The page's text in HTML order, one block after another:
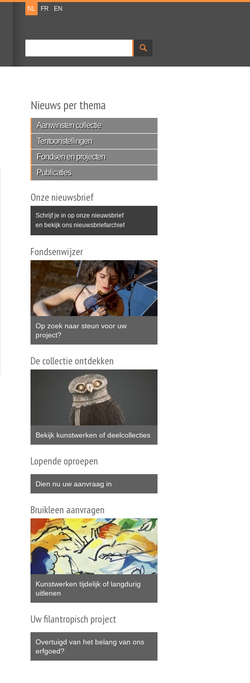
Zoekveld
NL FR EN
Nieuws per thema
Aanwinsten collectie
Tentoonstellingen
Fondsen en projecten
Publicaties
Onze nieuwsbrief
Schrijf je in op onze nieuwsbrief
en bekijk ons nieuwsbriefarchief
Fondsenwijzer
Op zoek naar steun voor uw
project?
De collectie ontdekken
Bekijk kunstwerken of deelcollecties
Lopende oproepen
Dien nu uw aanvraag in
Bruikleen aanvragen
Kunstwerken tijdelijk of langdurig
uitlenen
Uw filantropisch project
Overtuigd van het belang van ons
erfgoed?